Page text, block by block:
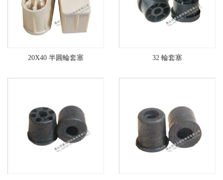
20X40 半圓輪套塞 32 輪套塞